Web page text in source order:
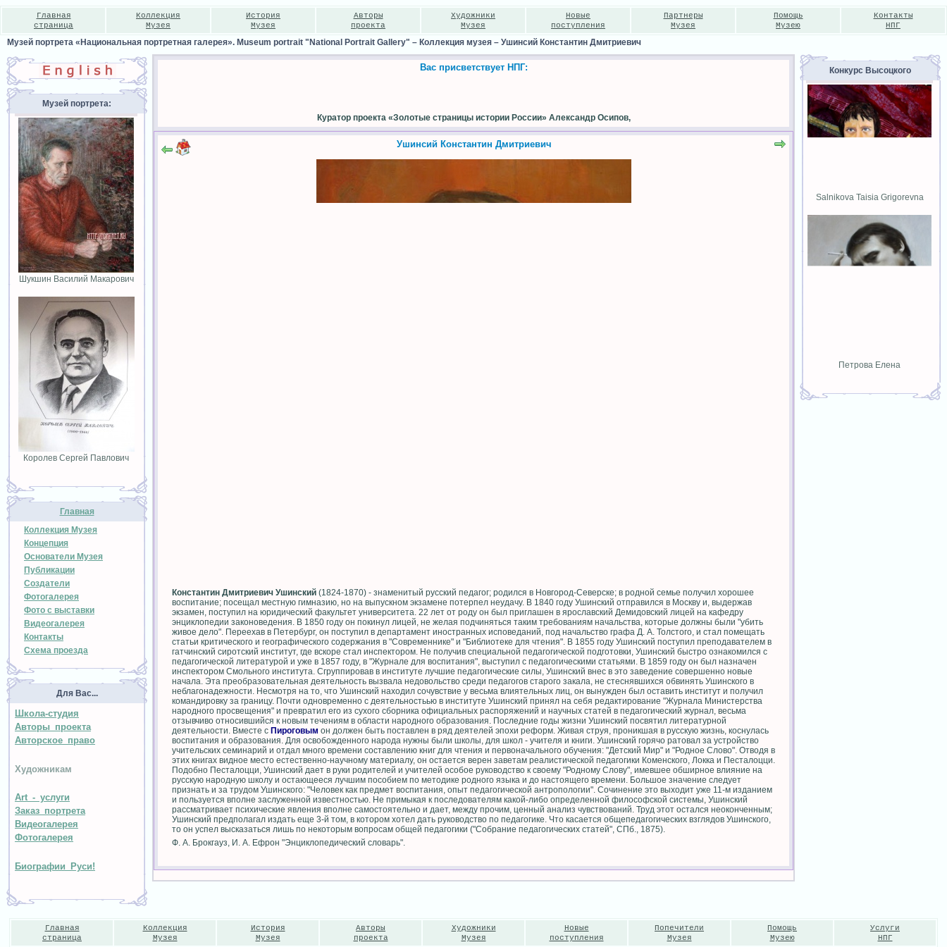
Главная
страница
Коллекция
Музея
История
Музея
Авторы
проекта
Художники
Музея
Новые
поступления
Партнеры
Музея
Помощь
Музею
Контакты
НПГ
Музей портрета «Национальная портретная галерея». Museum portrait "National Portrait Gallery" – Коллекция музея – Ушинсий Константин Дмитриевич
Музей портрета:
Шукшин Василий Макарович
Королев Сергей Павлович
Главная
Коллекция Музея
Концепция
Основатели Музея
Публикации
Создатели
Фотогалерея
Фото с выставки
Видеогалерея
Контакты
Схема проезда
Для Вас...
Школа-студия
Авторы проекта
Авторское право
Художникам
Art - услуги
Заказ портрета
Видеогалерея
Фотогалерея
Биографии Руси!
Вас присветствует НПГ:
Куратор проекта «Золотые страницы истории России» Александр Осипов,
Ушинсий Константин Дмитриевич
Константин Дмитриевич Ушинский (1824-1870) - знаменитый русский педагог; родился в Новгород-Северске; в родной семье получил хорошее
воспитание; посещал местную гимназию, но на выпускном экзамене потерпел неудачу. В 1840 году Ушинский отправился в Москву и, выдержав
экзамен, поступил на юридический факультет университета. 22 лет от роду он был приглашен в ярославский Демидовский лицей на кафедру
энциклопедии законоведения. В 1850 году он покинул лицей, не желая подчиняться таким требованиям начальства, которые должны были "убить
живое дело". Переехав в Петербург, он поступил в департамент иностранных исповеданий, под начальство графа Д. А. Толстого, и стал помещать
статьи критического и географического содержания в "Современнике" и "Библиотеке для чтения". В 1855 году Ушинский поступил преподавателем в
гатчинский сиротский институт, где вскоре стал инспектором. Не получив специальной педагогической подготовки, Ушинский быстро ознакомился с
педагогической литературой и уже в 1857 году, в "Журнале для воспитания", выступил с педагогическими статьями. В 1859 году он был назначен
инспектором Смольного института. Сгруппировав в институте лучшие педагогические силы, Ушинский внес в это заведение совершенно новые
начала. Эта преобразовательная деятельность вызвала недовольство среди педагогов старого закала, не стеснявшихся обвинять Ушинского в
неблагонадежности. Несмотря на то, что Ушинский находил сочувствие у весьма влиятельных лиц, он вынужден был оставить институт и получил
командировку за границу. Почти одновременно с деятельностьью в институте Ушинский принял на себя редактирование "Журнала Министерства
народного просвещения" и превратил его из сухого сборника официальных распоряжений и научных статей в педагогический журнал, весьма
отзывчиво относившийся к новым течениям в области народного образования. Последние годы жизни Ушинский посвятил литературной
деятельности. Вместе с Пироговым он должен быть поставлен в ряд деятелей эпохи реформ. Живая струя, проникшая в русскую жизнь, коснулась
воспитания и образования. Для освобожденного народа нужны были школы, для школ - учителя и книги. Ушинский горячо ратовал за устройство
учительских семинарий и отдал много времени составлению книг для чтения и первоначального обучения: "Детский Мир" и "Родное Слово". Отводя в
этих книгах видное место естественно-научному материалу, он остается верен заветам реалистической педагогики Коменского, Локка и Песталоцци.
Подобно Песталоцци, Ушинский дает в руки родителей и учителей особое руководство к своему "Родному Слову", имевшее обширное влияние на
русскую народную школу и остающееся лучшим пособием по методике родного языка и до настоящего времени. Большое значение следует
признать и за трудом Ушинского: "Человек как предмет воспитания, опыт педагогической антропологии". Сочинение это выходит уже 11-м изданием
и пользуется вполне заслуженной известностью. Не примыкая к последователям какой-либо определенной философской системы, Ушинский
рассматривает психические явления вполне самостоятельно и дает, между прочим, ценный анализ чувствований. Труд этот остался неоконченным;
Ушинский предполагал издать еще 3-й том, в котором хотел дать руководство по педагогике. Что касается общепедагогических взглядов Ушинского,
то он успел высказаться лишь по некоторым вопросам общей педагогики ("Собрание педагогических статей", СПб., 1875).
Ф. А. Брокгауз, И. А. Ефрон "Энциклопедический словарь".
Конкурс Высоцкого
Salnikova Taisia Grigorevna
Петрова Елена
Главная
страница
Коллекция
Музея
История
Музея
Авторы
проекта
Художники
Музея
Новые
поступления
Попечители
Музея
Помощь
Музею
Услуги
НПГ